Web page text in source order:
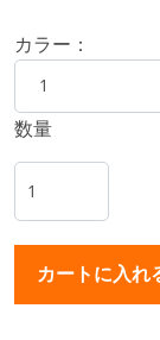
カラー：
数量